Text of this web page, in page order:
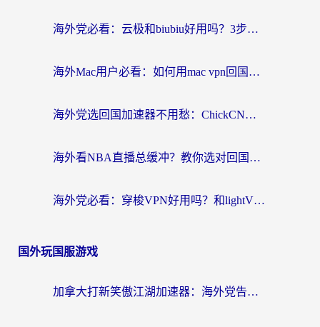
海外党必看：云极和biubiu好用吗？3步选对回国加速器，无缝刷国内剧玩手游
海外Mac用户必看：如何用mac vpn回国实现无缝刷国内剧玩国服？
海外党选回国加速器不用愁：ChickCN和SpeedCN好用吗？实测对比+避坑指南
海外看NBA直播总缓冲？教你选对回国加速器，无缝看球还能刷国内剧
海外党必看：穿梭VPN好用吗？和lightVPN对比哪个回国效果更好？附真实体验与选择指南
国外玩国服游戏
加拿大打新笑傲江湖加速器：海外党告别延迟卡顿的实用指南